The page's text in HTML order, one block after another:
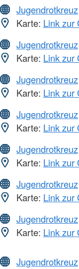
Jugendrotkreuz
Karte: Link zur
Jugendrotkreuz
Karte: Link zur
Jugendrotkreuz
Karte: Link zur
Jugendrotkreuz
Karte: Link zur
Jugendrotkreuz
Karte: Link zur
Jugendrotkreuz
Karte: Link zur
Jugendrotkreuz
Karte: Link zur
Jugendrotkreuz